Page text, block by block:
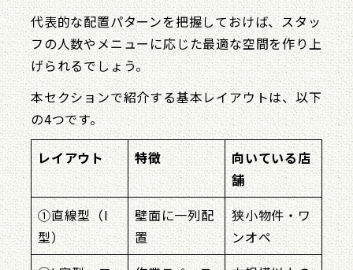
代表的な配置パターンを把握しておけば、スタッ
フの人数やメニューに応じた最適な空間を作り上
げられるでしょう。
本セクションで紹介する基本レイアウトは、以下
の4つです。
レイアウト 特徴
向いている店
舗
①直線型（I
型）
壁面に一列配
置
狭小物件・ワ
ンオペ